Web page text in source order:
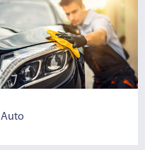
Auto